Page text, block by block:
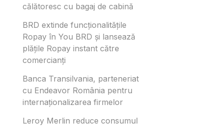
călătoresc cu bagaj de cabină
BRD extinde funcționalitățile
Ropay în You BRD și lansează
plățile Ropay instant către
comercianți
Banca Transilvania, parteneriat
cu Endeavor România pentru
internaționalizarea firmelor
Leroy Merlin reduce consumul